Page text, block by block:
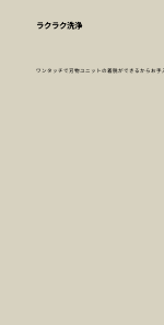
ラクラク洗浄
ワンタッチで刃物ユニットの着脱ができるからお手